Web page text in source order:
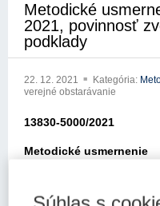
Metodické
2021, povinnosť
podklady
22. 12. 2021 Kategória:
verejné obstarávanie
13830-5000/2021
Metodické usmernenie